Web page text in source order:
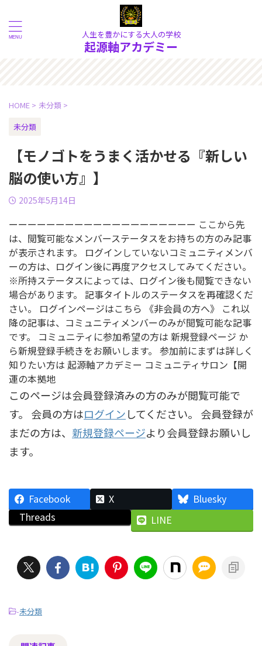
人生を豊かにする大人の学校
起源軸アカデミー
HOME > 未分類 >
未分類
【モノゴトをうまく活かせる『新しい
脳の使い方』】
2025年5月14日
ーーーーーーーーーーーーーーーーーーーー ここから先
は、閲覧可能なメンバーステータスをお持ちの方のみ記事
が表示されます。 ログインしていないコミュニティメンバ
ーの方は、ログイン後に再度アクセスしてみてください。
※所持ステータスによっては、ログイン後も閲覧できない
場合があります。 記事タイトルのステータスを再確認くだ
さい。 ログインページはこちら 《非会員の方へ》 これ以
降の記事は、コミュニティメンバーのみが閲覧可能な記事
です。 コミュニティに参加希望の方は 新規登録ページ か
ら新規登録手続きをお願いします。 参加前にまずは詳しく
知りたい方は 起源軸アカデミー コミュニティサロン【開
運の本拠地
このページは会員登録済みの方のみが閲覧可能で
す。 会員の方はログインしてください。 会員登録が
まだの方は、 新規登録ページより会員登録お願いし
ます。
Facebook X
Bluesky
Threads
LINE
-未分類